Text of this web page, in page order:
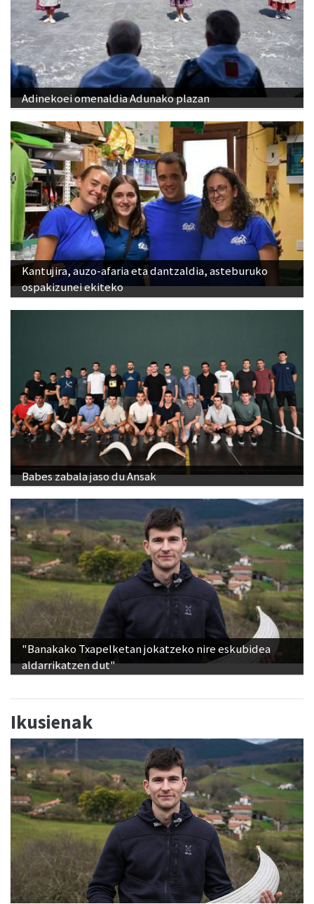
Adinekoei omenaldia Adunako plazan
Kantujira, auzo-afaria eta dantzaldia, asteburuko
ospakizunei ekiteko
Babes zabala jaso du Ansak
"Banakako Txapelketan jokatzeko nire eskubidea
aldarrikatzen dut"
Ikusienak